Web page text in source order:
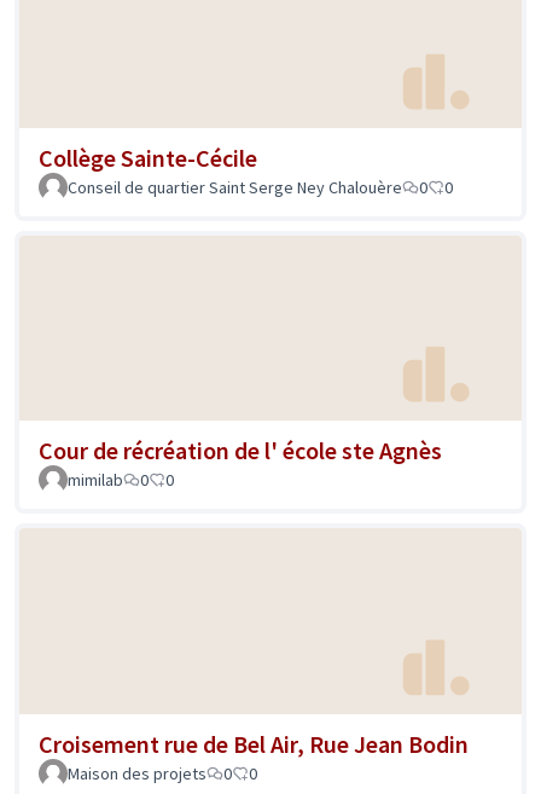
Collège Sainte-Cécile
Conseil de quartier Saint Serge Ney Chalouère 0 0
Cour de récréation de l' école ste Agnès
mimilab 0 0
Croisement rue de Bel Air, Rue Jean Bodin
Maison des projets 0 0